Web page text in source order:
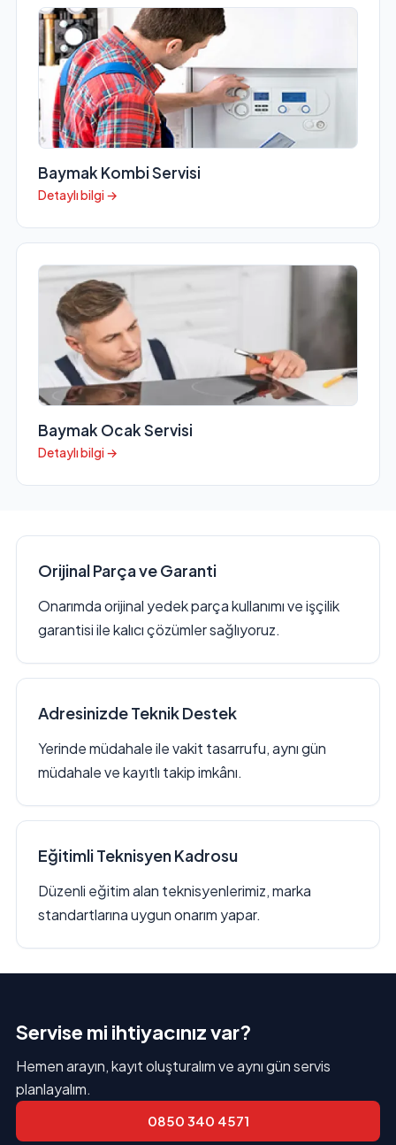
Baymak Kombi Servisi
Detaylı bilgi →
Baymak Ocak Servisi
Detaylı bilgi →
Orijinal Parça ve Garanti
Onarımda orijinal yedek parça kullanımı ve işçilik
garantisi ile kalıcı çözümler sağlıyoruz.
Adresinizde Teknik Destek
Yerinde müdahale ile vakit tasarrufu, aynı gün
müdahale ve kayıtlı takip imkânı.
Eğitimli Teknisyen Kadrosu
Düzenli eğitim alan teknisyenlerimiz, marka
standartlarına uygun onarım yapar.
Servise mi ihtiyacınız var?
Hemen arayın, kayıt oluşturalım ve aynı gün servis
planlayalım.
0850 340 4571